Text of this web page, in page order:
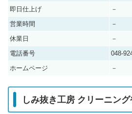
即日仕上げ
－
営業時間
－
休業日
－
電話番号
048-
ホームページ
－
しみ抜き工房 クリーニン